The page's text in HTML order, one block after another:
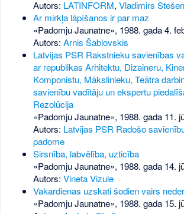
Autors: LATINFORM, Vladimirs
Ar mirkļa lāpīšanos ir par maz
«Padomju Jaunatne», 1988. gada 4.
Autors: Arnis Šablovskis
Latvijas PSR Rakstnieku savienības
ar republikas Arhitektu, Dizaineru,
Komponistu, Mākslinieku, Teātra
savienību vadītāju un ekspertu
Rezolūcija
«Padomju Jaunatne», 1988. gada 11.
Autors: Latvijas PSR Radošo
padome
Sirsnība, labvēlība, uzticība
«Padomju Jaunatne», 1988. gada 14.
Autors: Vineta Vizule
Vakardienas uzskati šodien vairs
«Padomju Jaunatne», 1988. gada 15.